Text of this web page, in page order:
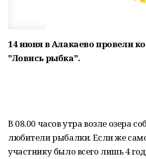
14 июня в Алакаево провели
"Ловись рыбка".
В 08.00 часов утра возле озера
любители рыбалки. Если же
участнику было всего лишь 4